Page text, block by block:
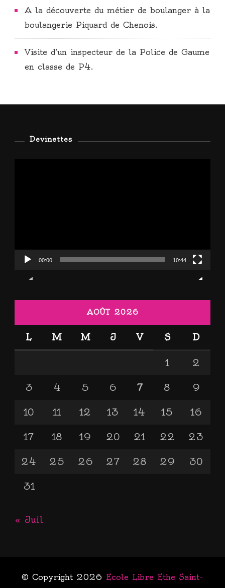
A la découverte du métier de boulanger à la
boulangerie Piquard de Chenois.
Visite d’un inspecteur de la Police de Gaume
en classe de P4.
Devinettes
00:00 10:44
AOÛT 2026
L M M J V S D
1 2
3 4 5 6 7 8 9
10 11 12 13 14 15 16
17 18 19 20 21 22 23
24 25 26 27 28 29 30
31
« Juil
© Copyright 2026 Ecole Libre Ethe Saint-